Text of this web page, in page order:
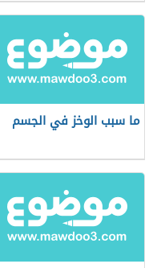
ما سبب الوخز في الجسم